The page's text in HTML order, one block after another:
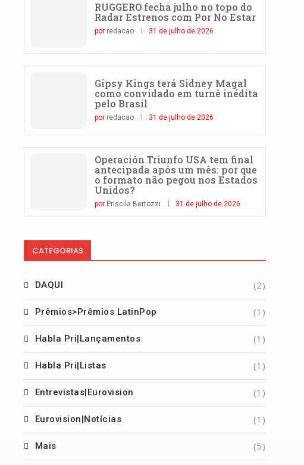
RUGGERO fecha julho no topo do
Radar Estrenos com Por No Estar
por redacao 31 de julho de 2026
Gipsy Kings terá Sidney Magal
como convidado em turnê inédita
pelo Brasil
por redacao 31 de julho de 2026
Operación Triunfo USA tem final
antecipada após um mês: por que
o formato não pegou nos Estados
Unidos?
por Priscila Bertozzi 31 de julho de 2026
CATEGORIAS
DAQUI (2)
Prêmios>Prêmios LatinPop (1)
Habla Pri|Lançamentos (1)
Habla Pri|Listas (1)
Entrevistas|Eurovision (1)
Eurovision|Notícias (1)
Mais (5)